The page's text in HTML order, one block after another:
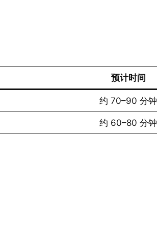
预计时间
约 70–90 分钟
约 60–80 分钟